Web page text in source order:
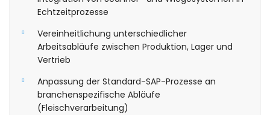
Echtzeitprozesse
Vereinheitlichung unterschiedlicher
Arbeitsabläufe zwischen Produktion, Lager und
Vertrieb
Anpassung der Standard-SAP-Prozesse an
branchenspezifische Abläufe
(Fleischverarbeitung)